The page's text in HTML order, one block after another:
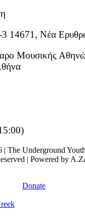
14671, Νέα
Μουσικής
The Underground
| Powered by
Donate